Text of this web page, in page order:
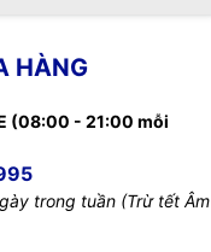
HÀNG
(08:00 - 21:00 mỗi
trong tuần (Trừ tết Âm